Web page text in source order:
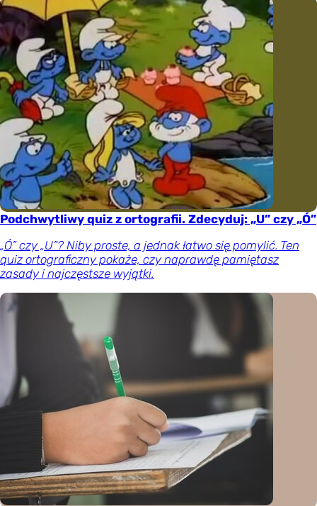
Podchwytliwy quiz z ortografii. Zdecyduj: „U” czy „Ó”
„Ó” czy „U”? Niby proste, a jednak łatwo się pomylić. Ten
quiz ortograficzny pokaże, czy naprawdę pamiętasz
zasady i najczęstsze wyjątki.